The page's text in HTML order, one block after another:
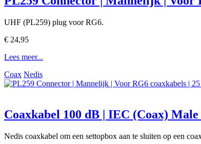
UHF (PL259) plug voor RG6.
€ 24,95
Lees meer...
Coax Nedis
Coaxkabel 100 dB | IEC (Coax)
Nedis coaxkabel om een settopbox aan te sluiten op een